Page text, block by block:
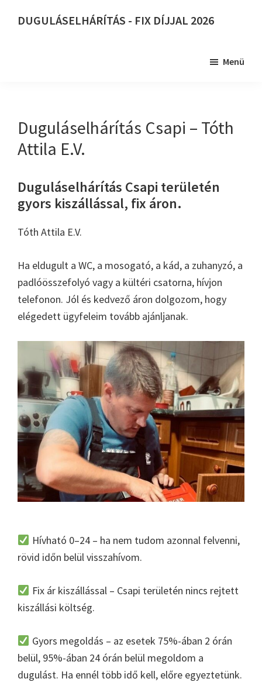
DUGULÁSELHÁRÍTÁS - FIX DÍJJAL 2026
Menü
Duguláselhárítás Csapi – Tóth
Attila E.V.
Duguláselhárítás Csapi területén
gyors kiszállással, fix áron.
Tóth Attila E.V.
Ha eldugult a WC, a mosogató, a kád, a zuhanyzó, a
padlóösszefolyó vagy a kültéri csatorna, hívjon
telefonon. Jól és kedvező áron dolgozom, hogy
elégedett ügyfeleim tovább ajánljanak.
Hívható 0–24 – ha nem tudom azonnal felvenni,
rövid időn belül visszahívom.
Fix ár kiszállással – Csapi területén nincs rejtett
kiszállási költség.
Gyors megoldás – az esetek 75%-ában 2 órán
belül, 95%-ában 24 órán belül megoldom a
dugulást. Ha ennél több idő kell, előre egyeztetünk.